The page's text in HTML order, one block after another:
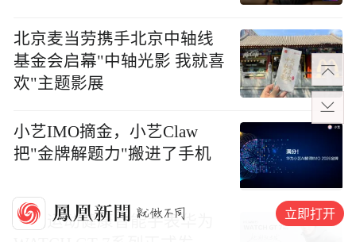
北京麦当劳携手北京中轴线
基金会启幕"中轴光影 我就喜
欢"主题影展
小艺IMO摘金，小艺Claw
把"金牌解题力"搬进了手机
大众运动健康智能手表华为
立即打开